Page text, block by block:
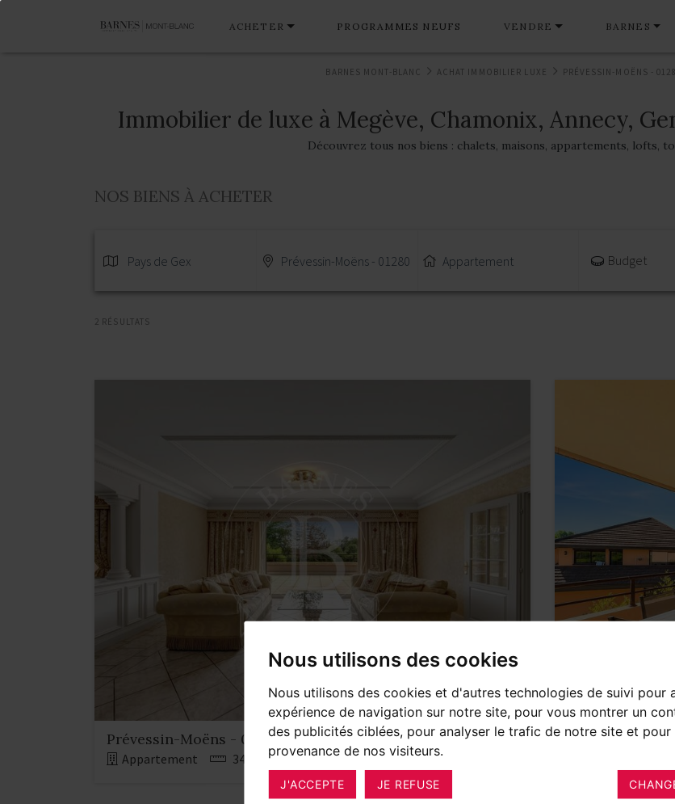
Nous utilisons des cookies
Nous utilisons des cookies et d'autres technologies de suivi pour
expérience de navigation sur notre site, pour vous montrer un
des publicités ciblées, pour analyser le trafic de notre site et pour
provenance de nos visiteurs.
J'ACCEPTE JE REFUSE
ACHETER PROGRAMMES NEUFS VENDRE BARNES
BARNES MONT-BLANC ACHAT IMMOBILIER LUXE PRÉVESSIN-MOËNS -
Immobilier de luxe à Megève, Chamonix, Annecy,
Découvrez tous nos biens : chalets, maisons, appartements, lofts,
NOS BIENS À ACHETER
Pays de Gex Prévessin-Moëns - 01280 Appartement Budget
2 RÉSULTATS
Prévessin-Moëns - 01280 - Ferney-Prevessin-Ornex
Appartement 349 m² 5 chambres
Prévessin-